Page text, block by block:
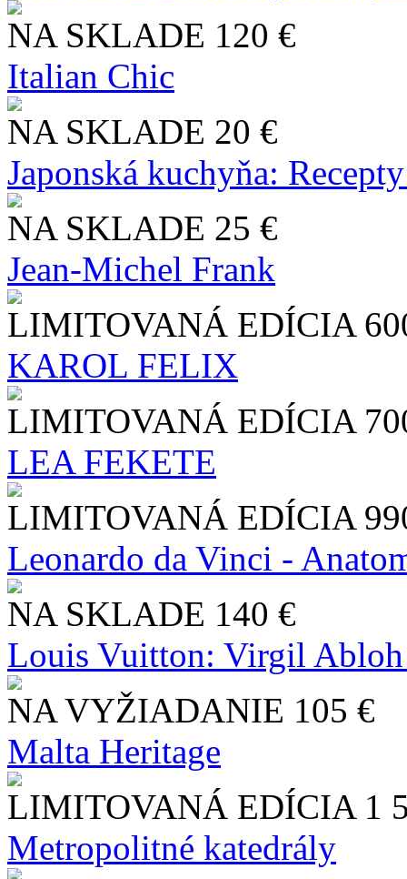
NA SKLADE 120 €
Italian Chic
NA SKLADE 20 €
Japonská kuchyňa:
NA SKLADE 25 €
Jean-Michel Frank
LIMITOVANÁ EDÍCIA
KAROL FELIX
LIMITOVANÁ EDÍCIA
LEA FEKETE
LIMITOVANÁ EDÍCIA
Leonardo da Vinci -
NA SKLADE 140 €
Louis Vuitton: Virgil
NA VYŽIADANIE 105 €
Malta Heritage
LIMITOVANÁ EDÍCIA 1
Metropolitné katedrály